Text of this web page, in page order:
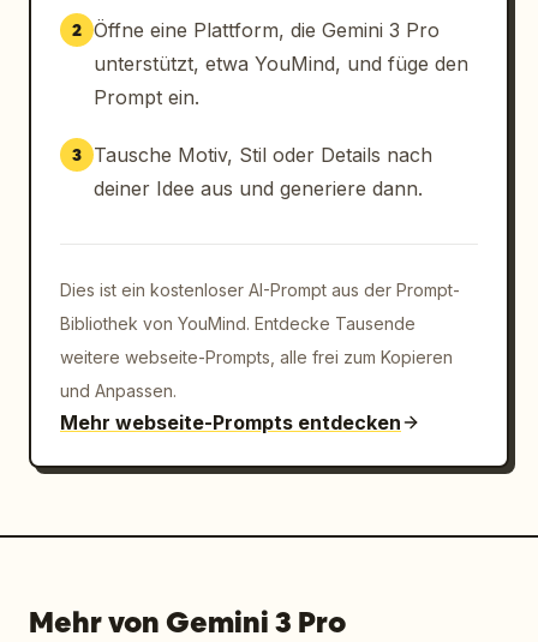
2 Öffne eine Plattform, die Gemini 3 Pro
unterstützt, etwa YouMind, und füge den
Prompt ein.
3
Tausche Motiv, Stil oder Details nach
deiner Idee aus und generiere dann.
Dies ist ein kostenloser AI-Prompt aus der Prompt-
Bibliothek von YouMind. Entdecke Tausende
weitere webseite-Prompts, alle frei zum Kopieren
und Anpassen.
Mehr webseite-Prompts entdecken
Mehr von Gemini 3 Pro